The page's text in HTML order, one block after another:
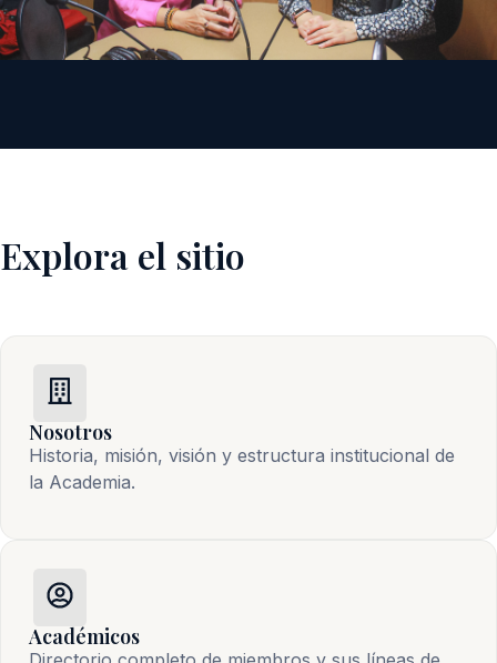
Explora el sitio
Nosotros
Historia, misión, visión y estructura institucional de
la Academia.
Académicos